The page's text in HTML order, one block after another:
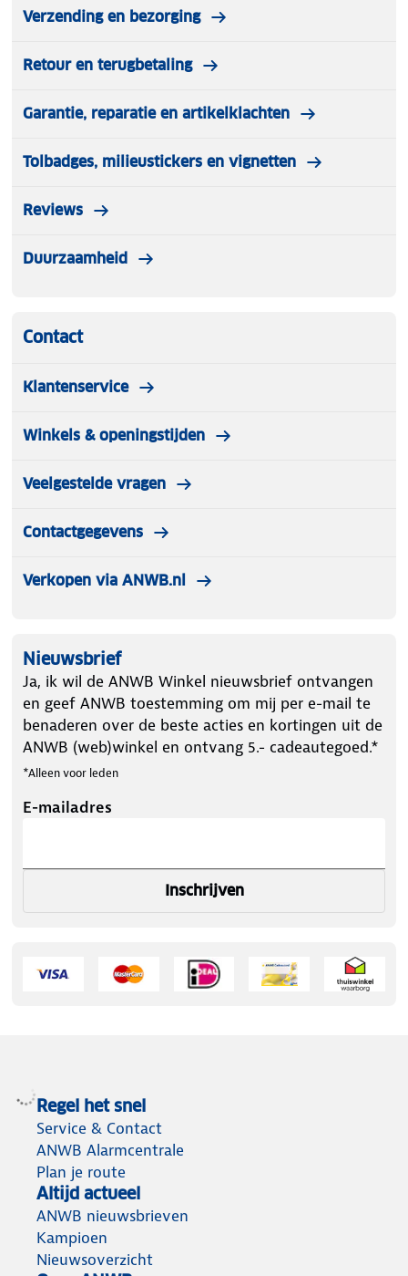
Verzending en bezorging
Retour en terugbetaling
Garantie, reparatie en artikelklachten
Tolbadges, milieustickers en vignetten
Reviews
Duurzaamheid
Contact
Klantenservice
Winkels & openingstijden
Veelgestelde vragen
Contactgegevens
Verkopen via ANWB.nl
Nieuwsbrief
Ja, ik wil de ANWB Winkel nieuwsbrief ontvangen
en geef ANWB toestemming om mij per e-mail te
benaderen over de beste acties en kortingen uit de
ANWB (web)winkel en ontvang 5.- cadeautegoed.*
*Alleen voor leden
E-mailadres
Inschrijven
Regel het snel
Service & Contact
ANWB Alarmcentrale
Plan je route
Altijd actueel
ANWB nieuwsbrieven
Kampioen
Nieuwsoverzicht